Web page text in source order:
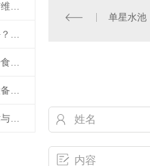
裕厨汇：厨房设备清洁与维护指南
贵州制冷设备厂家哪家好？餐饮后厨制冷设备选购攻略
贵州中央厨房设备：提升食品加工效率的关键
裕厨汇：贵州中央厨房设备选择指南
中央厨房设备的创新技术与趋势解析
单星水池